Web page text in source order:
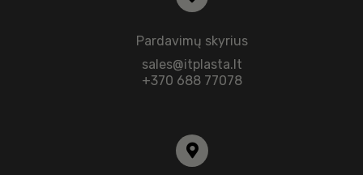
Pardavimų skyrius
sales@itplasta.lt
+370 688 77078